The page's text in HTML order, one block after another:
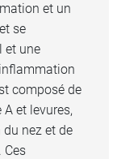
diarrhées ;
rougeurs,
sèche.
et un
se
et une
composé de
et levures,
nez et de
Ces